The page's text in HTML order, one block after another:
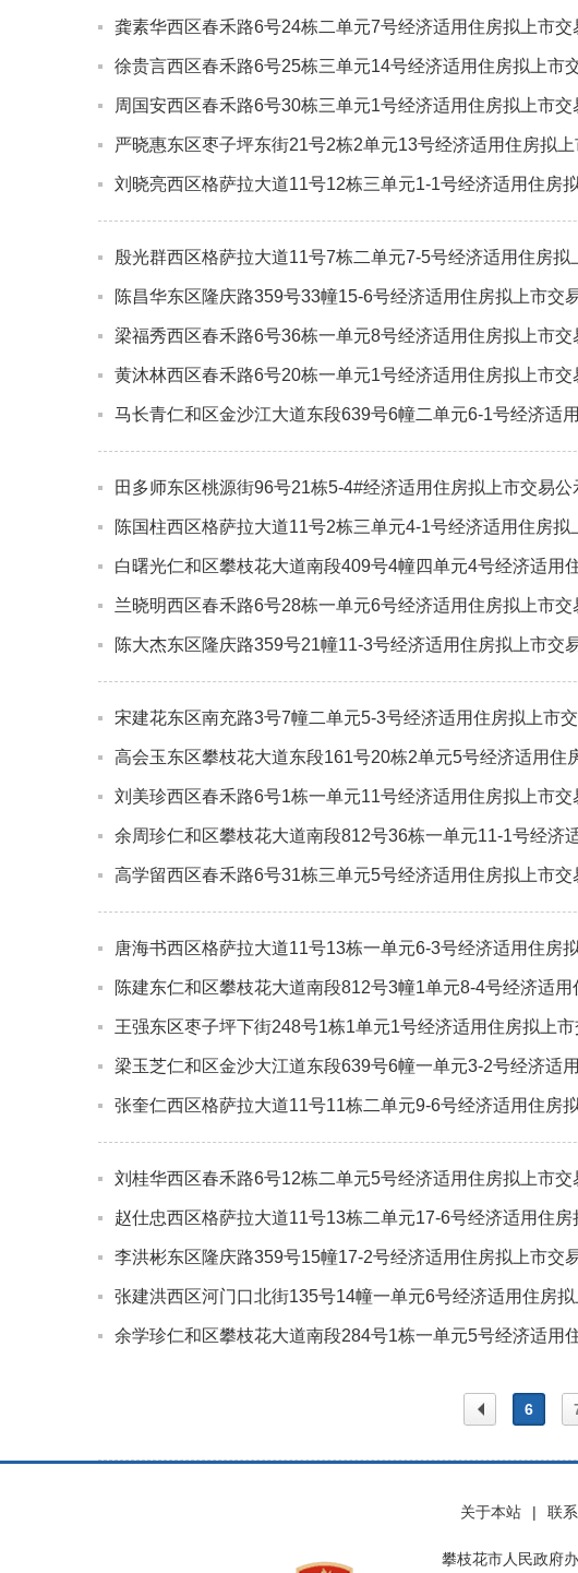
龚素华西区春禾路6号24栋二单元7号经济适用住房拟上市交
徐贵言西区春禾路6号25栋三单元14号经济适用住房拟上市
周国安西区春禾路6号30栋三单元1号经济适用住房拟上市交
严晓惠东区枣子坪东街21号2栋2单元13号经济适用住房拟
刘晓亮西区格萨拉大道11号12栋三单元1-1号经济适用住房
殷光群西区格萨拉大道11号7栋二单元7-5号经济适用住房拟
陈昌华东区隆庆路359号33幢15-6号经济适用住房拟上市交
梁福秀西区春禾路6号36栋一单元8号经济适用住房拟上市交
黄沐林西区春禾路6号20栋一单元1号经济适用住房拟上市交
马长青仁和区金沙江大道东段639号6幢二单元6-1号经济适
田多师东区桃源街96号21栋5-4#经济适用住房拟上市交易公
陈国柱西区格萨拉大道11号2栋三单元4-1号经济适用住房拟
白曙光仁和区攀枝花大道南段409号4幢四单元4号经济适用
兰晓明西区春禾路6号28栋一单元6号经济适用住房拟上市交
陈大杰东区隆庆路359号21幢11-3号经济适用住房拟上市交
宋建花东区南充路3号7幢二单元5-3号经济适用住房拟上市
高会玉东区攀枝花大道东段161号20栋2单元5号经济适用住
刘美珍西区春禾路6号1栋一单元11号经济适用住房拟上市交
余周珍仁和区攀枝花大道南段812号36栋一单元11-1号经济
高学留西区春禾路6号31栋三单元5号经济适用住房拟上市交
唐海书西区格萨拉大道11号13栋一单元6-3号经济适用住房
陈建东仁和区攀枝花大道南段812号3幢1单元8-4号经济适
王强东区枣子坪下街248号1栋1单元1号经济适用住房拟上
梁玉芝仁和区金沙大江道东段639号6幢一单元3-2号经济适
张奎仁西区格萨拉大道11号11栋二单元9-6号经济适用住房
刘桂华西区春禾路6号12栋二单元5号经济适用住房拟上市交
赵仕忠西区格萨拉大道11号13栋二单元17-6号经济适用住房
李洪彬东区隆庆路359号15幢17-2号经济适用住房拟上市交
张建洪西区河门口北街135号14幢一单元6号经济适用住房
余学珍仁和区攀枝花大道南段284号1栋一单元5号经济适用
页
6
关于本站 | 联
攀枝花市人民政府